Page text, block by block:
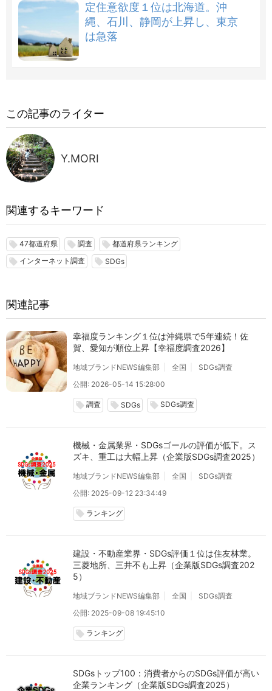
定住意欲度１位は北海道。沖
縄、石川、静岡が上昇し、東京
は急落
この記事のライター
Y.MORI
関連するキーワード
local_offer 47都道府県 local_offer 調査 local_offer 都道府県ランキング
local_offer インターネット調査 local_offer SDGs
関連記事
幸福度ランキング１位は沖縄県で5年連続！佐
賀、愛知が順位上昇【幸福度調査2026】
地域ブランドNEWS編集部 全国
SDGs調査
公開: 2026-05-14 15:28:00
local_offer 調査 local_offer SDGs local_offer SDGs調査
機械・金属業界・SDGsゴールの評価が低下。ス
ズキ、重工は大幅上昇（企業版SDGs調査2025）
地域ブランドNEWS編集部 全国
SDGs調査
公開: 2025-09-12 23:34:49
local_offer ランキング
建設・不動産業界・SDGs評価１位は住友林業。
三菱地所、三井不も上昇（企業版SDGs調査202
5）
地域ブランドNEWS編集部 全国
SDGs調査
公開: 2025-09-08 19:45:10
local_offer ランキング
SDGsトップ100：消費者からのSDGs評価が高い
企業ランキング（企業版SDGs調査2025）